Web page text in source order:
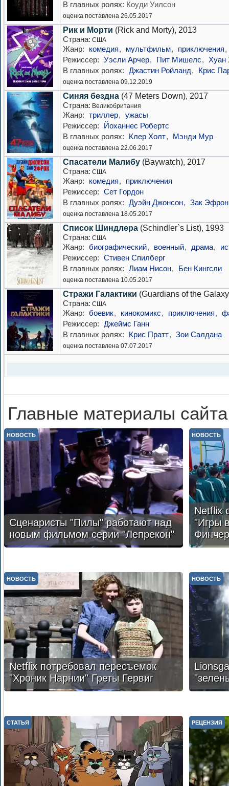
В главных ролях: Коуди Уилсон
оценка поставлена 26.05.2017
Рик и Морти (Rick and Morty), 2013
Страна: США
Жанр: комедия, мультфильм, приключения,
Режиссер: Уэсли Арчер, Пит Мишелс, Хуан
В главных ролях: Джастин Ройланд, Крис
оценка поставлена 09.12.2019
Синяя бездна (47 Meters Down), 2017
Страна: Великобритания
Жанр: триллер, ужасы
Режиссер:
Йоханнес Робертс
В главных ролях:
Клер Холт, Мэнди Мур
оценка поставлена 22.06.2017
Спасатели Малибу (Baywatch), 2017
Страна: США
Жанр: комедия,
приключения
Режиссер: Сет Гордон
В главных ролях: Дуэйн Джонсон, Зак Эфрон
оценка поставлена 18.05.2017
Список Шиндлера (Schindler`s List), 1993
Страна: США
Жанр: биографический, военный, драма,
Режиссер: Стивен Спилберг
В главных ролях: Лиам Нисон, Бен Кингсли
оценка поставлена 10.05.2017
Стражи Галактики (Guardians of the
Страна: США
Жанр: боевик, кинокомикс, приключения,
Режиссер: Джеймс Ганн
В главных ролях:
Крис Пратт, Зои Салдана
оценка поставлена 07.07.2017
Главные материалы
Сценаристы "Пилы" работают над
новым фильмом серии "Лепрекон"
НОВОСТЬ
Netflix
"Игры
НОВОСТЬ
Netflix потребовал пересъемок
"Хроник Нарнии" Греты Гервиг
НОВОСТЬ НОВОСТЬ
СТАТЬЯ РЕЦЕНЗИЯ